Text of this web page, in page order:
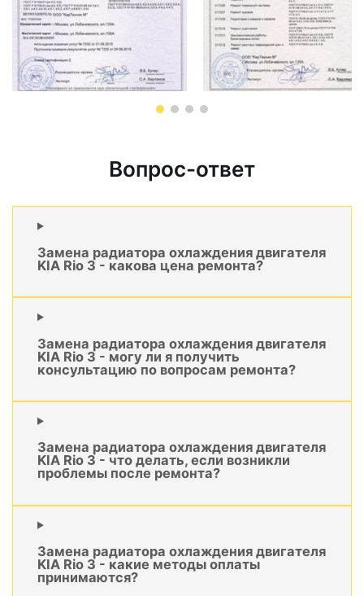
Вопрос-ответ
Замена радиатора охлаждения двигателя
KIA Rio 3 - какова цена ремонта?
Замена радиатора охлаждения двигателя
KIA Rio 3 - могу ли я получить
консультацию по вопросам ремонта?
Замена радиатора охлаждения двигателя
KIA Rio 3 - что делать, если возникли
проблемы после ремонта?
Замена радиатора охлаждения двигателя
KIA Rio 3 - какие методы оплаты
принимаются?